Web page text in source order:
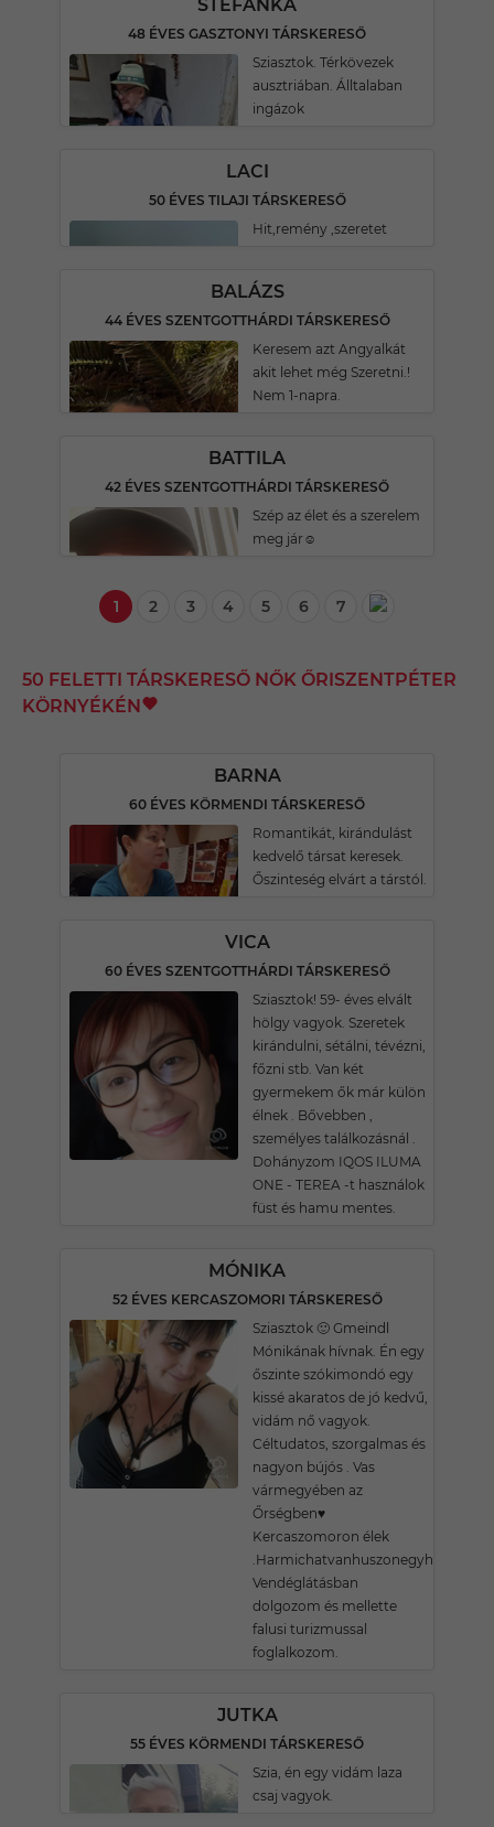
STEFANKA
48 ÉVES GASZTONYI TÁRSKERESŐ
Sziasztok. Térkövezek
ausztriában. Álltalaban
ingázok
LACI
50 ÉVES TILAJI TÁRSKERESŐ
Hit,remény ,szeretet
BALÁZS
44 ÉVES SZENTGOTTHÁRDI TÁRSKERESŐ
Keresem azt Angyalkát
akit lehet még Szeretni.!
Nem 1-napra.
BATTILA
42 ÉVES SZENTGOTTHÁRDI TÁRSKERESŐ
Szép az élet és a szerelem
meg jár☺️
1 2 3 4 5 6 7
50 FELETTI TÁRSKERESŐ NŐK ŐRISZENTPÉTER
KÖRNYÉKÉN
BARNA
60 ÉVES KÖRMENDI TÁRSKERESŐ
Romantikát, kirándulást
kedvelő társat keresek.
Őszinteség elvárt a társtól.
VICA
60 ÉVES SZENTGOTTHÁRDI TÁRSKERESŐ
Sziasztok! 59- éves elvált
hölgy vagyok. Szeretek
kirándulni, sétálni, tévézni,
főzni stb. Van két
gyermekem ők már külön
élnek . Bővebben ,
személyes találkozásnál .
Dohányzom IQOS ILUMA
ONE - TEREA -t használok
füst és hamu mentes.
MÓNIKA
52 ÉVES KERCASZOMORI TÁRSKERESŐ
Sziasztok 🙂 Gmeindl
Mónikának hívnak. Én egy
őszinte szókimondó egy
kissé akaratos de jó kedvű,
vidám nő vagyok.
Céltudatos, szorgalmas és
nagyon bújós . Vas
vármegyében az
Őrségben♥️
Kercaszomoron élek
Vendéglátásban
dolgozom és mellette
falusi turizmussal
foglalkozom.
JUTKA
55 ÉVES KÖRMENDI TÁRSKERESŐ
Szia, én egy vidám laza
csaj vagyok.